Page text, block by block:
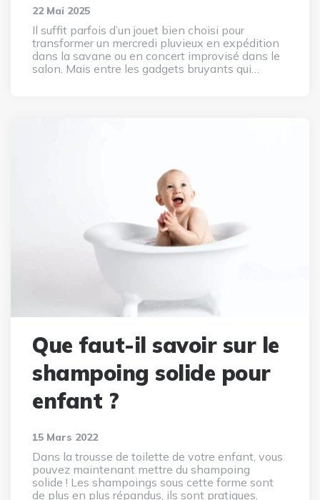
22 Mai 2025
Il suffit parfois d’un jouet bien choisi pour
transformer un mercredi pluvieux en expédition
dans la savane ou en concert improvisé dans le
salon. Mais entre les gadgets bruyants qui…
Que faut-il savoir sur le
shampoing solide pour
enfant ?
15 Mars 2022
Dans la trousse de toilette de votre enfant, vous
pouvez maintenant mettre du shampoing
solide ! Les shampoings sous cette forme sont
de plus en plus répandus, ils sont pratiques,